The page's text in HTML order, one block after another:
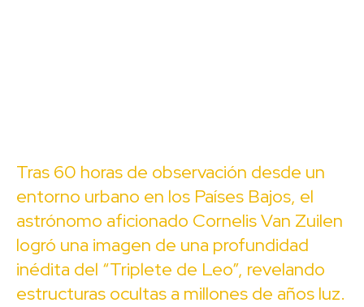
Tras 60 horas de observación desde un
entorno urbano en los Países Bajos, el
astrónomo aficionado Cornelis Van Zuilen
logró una imagen de una profundidad
inédita del “Triplete de Leo”, revelando
estructuras ocultas a millones de años luz.